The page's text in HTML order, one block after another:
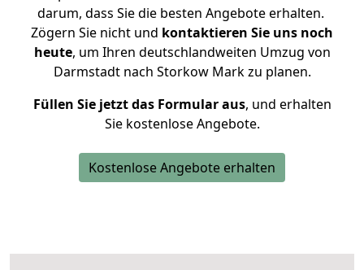
darum, dass Sie die besten Angebote erhalten.
Zögern Sie nicht und kontaktieren Sie uns noch
heute, um Ihren deutschlandweiten Umzug von
Darmstadt nach Storkow Mark zu planen.
Füllen Sie jetzt das Formular aus, und erhalten
Sie kostenlose Angebote.
Kostenlose Angebote erhalten